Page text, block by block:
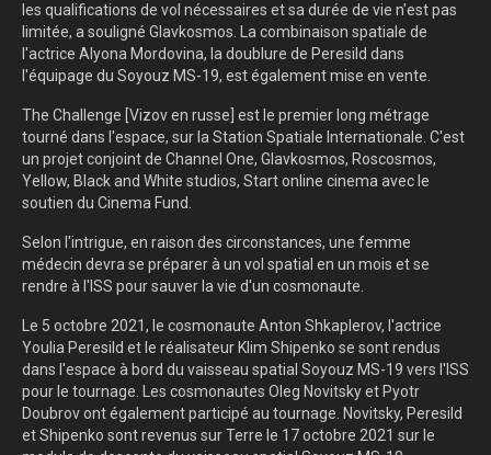
les qualifications de vol nécessaires et sa durée de vie n'est pas
limitée, a souligné Glavkosmos. La combinaison spatiale de
l'actrice Alyona Mordovina, la doublure de Peresild dans
l'équipage du Soyouz MS-19, est également mise en vente.
The Challenge [Vizov en russe] est le premier long métrage
tourné dans l'espace, sur la Station Spatiale Internationale. C'est
un projet conjoint de Channel One, Glavkosmos, Roscosmos,
Yellow, Black and White studios, Start online cinema avec le
soutien du Cinema Fund.
Selon l'intrigue, en raison des circonstances, une femme
médecin devra se préparer à un vol spatial en un mois et se
rendre à l'ISS pour sauver la vie d'un cosmonaute.
Le 5 octobre 2021, le cosmonaute Anton Shkaplerov, l'actrice
Youlia Peresild et le réalisateur Klim Shipenko se sont rendus
dans l'espace à bord du vaisseau spatial Soyouz MS-19 vers l'ISS
pour le tournage. Les cosmonautes Oleg Novitsky et Pyotr
Doubrov ont également participé au tournage. Novitsky, Peresild
et Shipenko sont revenus sur Terre le 17 octobre 2021 sur le